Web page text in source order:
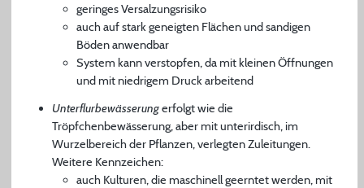
geringes Versalzungsrisiko
auch auf stark geneigten Flächen und sandigen
Böden anwendbar
System kann verstopfen, da mit kleinen Öffnungen
und mit niedrigem Druck arbeitend
Unterflurbewässerungerfolgt wie die
Tröpfchenbewässerung, aber mit unterirdisch, im
Wurzelbereich der Pflanzen, verlegten Zuleitungen.
Weitere Kennzeichen:
auch Kulturen, die maschinell geerntet werden, mit